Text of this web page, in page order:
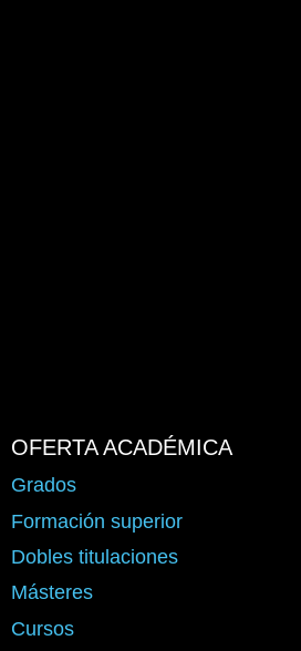
OFERTA ACADÉMICA
Grados
Formación superior
Dobles titulaciones
Másteres
Cursos